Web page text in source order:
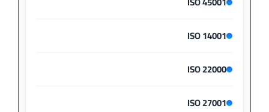
ISO 14001
ISO 22000
ISO 27001